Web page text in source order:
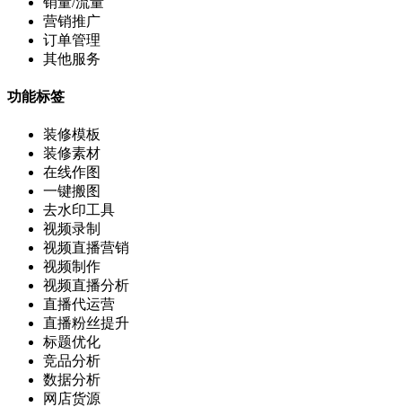
营销推广
订单管理
其他服务
功能标签
装修模板
装修素材
在线作图
一键搬图
去水印工具
视频录制
视频直播营销
视频制作
视频直播分析
直播代运营
直播粉丝提升
标题优化
竞品分析
数据分析
网店货源